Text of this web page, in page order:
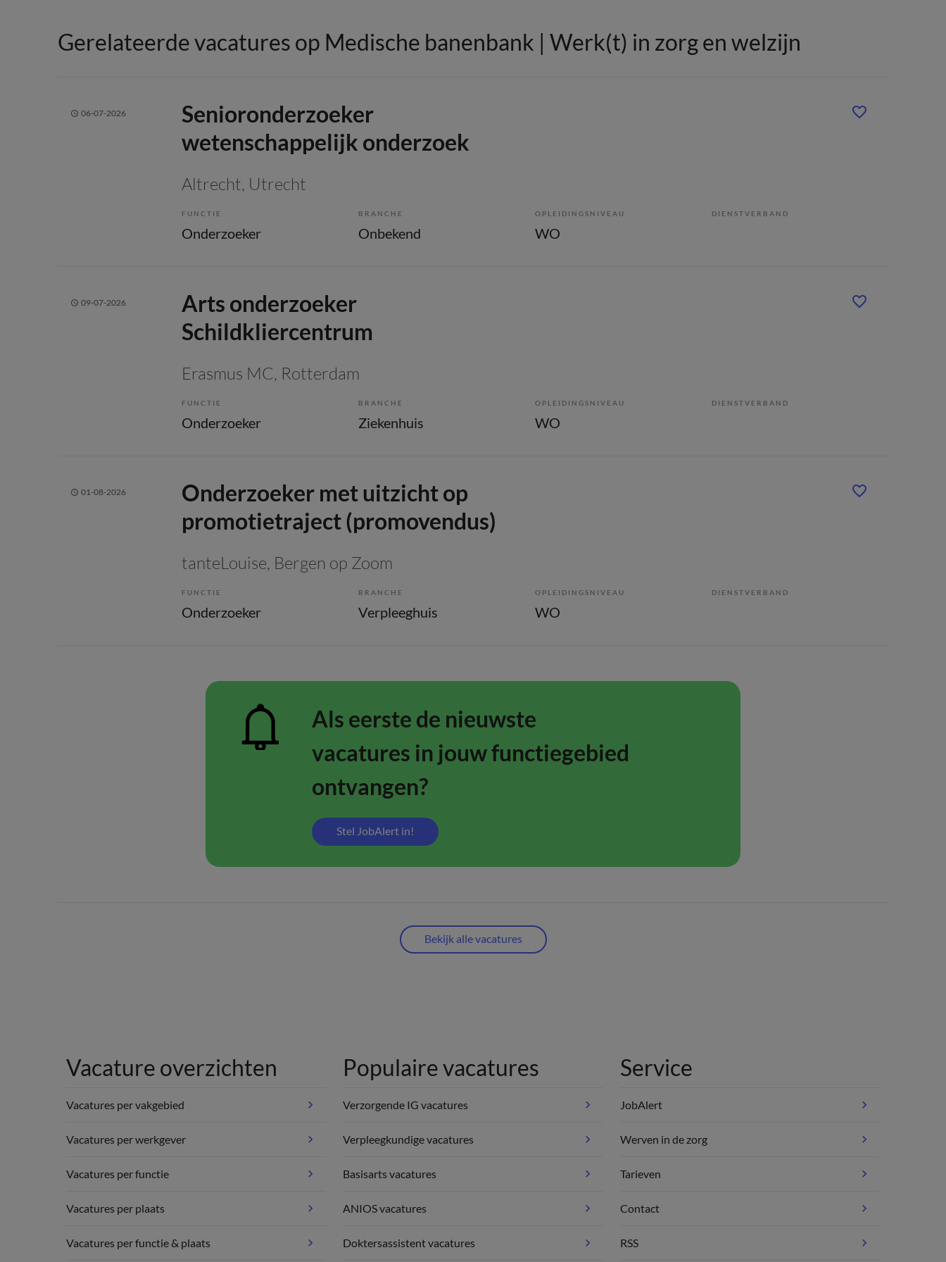
Gerelateerde vacatures op Medische banenbank | Werk(t) in zorg en welzijn
06-07-2026
Senioronderzoeker
wetenschappelijk onderzoek
Altrecht, Utrecht
FUNCTIE
Onderzoeker
BRANCHE
Onbekend
OPLEIDINGSNIVEAU
WO
DIENSTVERBAND
09-07-2026
Arts onderzoeker
Schildkliercentrum
Erasmus MC, Rotterdam
FUNCTIE
Onderzoeker
BRANCHE
Ziekenhuis
OPLEIDINGSNIVEAU
WO
DIENSTVERBAND
01-08-2026
Onderzoeker met uitzicht op
promotietraject (promovendus)
tanteLouise, Bergen op Zoom
FUNCTIE
Onderzoeker
BRANCHE
Verpleeghuis
OPLEIDINGSNIVEAU
WO
DIENSTVERBAND
Als eerste de nieuwste
vacatures in jouw functiegebied
ontvangen?
Stel JobAlert in!
Bekijk alle vacatures
Vacature overzichten
Vacatures per vakgebied
Vacatures per werkgever
Vacatures per functie
Vacatures per plaats
Vacatures per functie & plaats
Populaire vacatures
Verzorgende IG vacatures
Verpleegkundige vacatures
Basisarts vacatures
ANIOS vacatures
Doktersassistent vacatures
Service
JobAlert
Werven in de zorg
Tarieven
Contact
RSS